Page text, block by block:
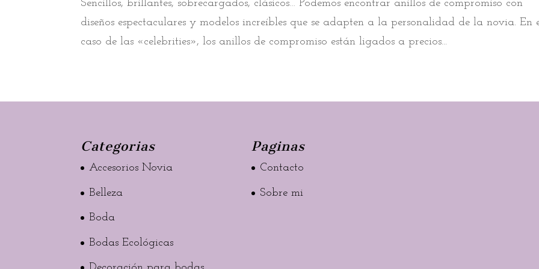
Sencillos, brillantes, sobrecargados, clásicos… Podemos encontrar anillos de compromiso con
diseños espectaculares y modelos increíbles que se adapten a la personalidad de la novia. En
caso de las «celebrities», los anillos de compromiso están ligados a precios...
Categorias
Accesorios Novia
Belleza
Boda
Bodas Ecológicas
Paginas
Contacto
Sobre mi